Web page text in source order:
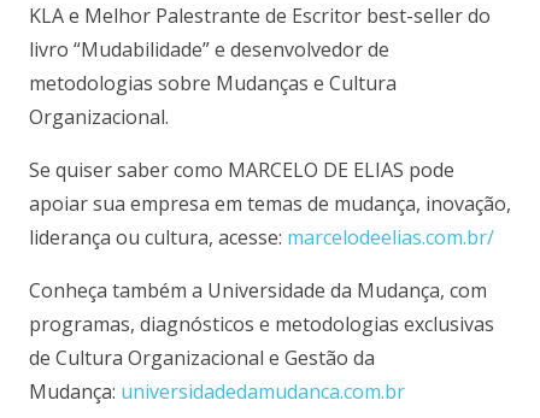
KLA e Melhor Palestrante de Escritor best-seller do
livro “Mudabilidade” e desenvolvedor de
metodologias sobre Mudanças e Cultura
Organizacional.
Se quiser saber como MARCELO DE ELIAS pode
apoiar sua empresa em temas de mudança, inovação,
liderança ou cultura, acesse: marcelodeelias.com.br/
Conheça também a Universidade da Mudança, com
programas, diagnósticos e metodologias exclusivas
de Cultura Organizacional e Gestão da
Mudança: universidadedamudanca.com.br